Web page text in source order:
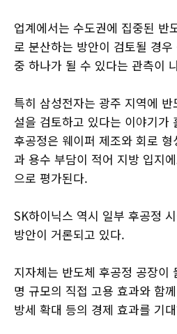
업계에서는 수도권에 집중된 반
로 분산하는 방안이 검토될 경우
중 하나가 될 수 있다는 관측이
특히 삼성전자는 광주 지역에
설을 검토하고 있다는 이야기가
후공정은 웨이퍼 제조와 회로
과 용수 부담이 적어 지방 입지
으로 평가된다.
SK하이닉스 역시 일부 후공정
방안이 거론되고 있다.
지자체는 반도체 후공정 공장이
명 규모의 직접 고용 효과와 함
방세 확대 등의 경제 효과를 기